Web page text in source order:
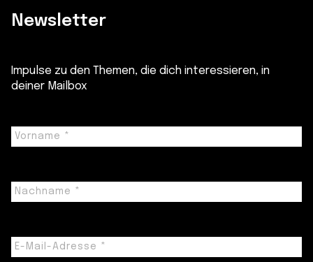
Newsletter
Impulse zu den Themen, die dich interessieren, in
deiner Mailbox